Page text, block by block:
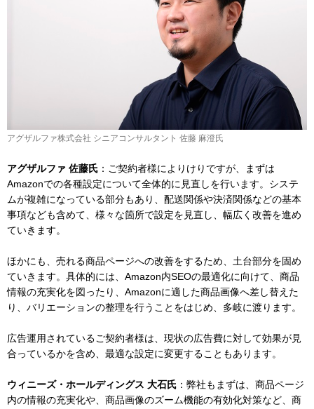
アグザルファ株式会社 シニアコンサルタント 佐藤 麻澄氏
アグザルファ 佐藤氏 ：ご契約者様によりけりですが、まずは
Amazonでの各種設定について全体的に見直しを行います。システ
ムが複雑になっている部分もあり、配送関係や決済関係などの基本
事項なども含めて、様々な箇所で設定を見直し、幅広く改善を進め
ていきます。
ほかにも、売れる商品ページへの改善をするため、土台部分を固め
ていきます。具体的には、Amazon内SEOの最適化に向けて、商品
情報の充実化を図ったり、Amazonに適した商品画像へ差し替えた
り、バリエーションの整理を行うことをはじめ、多岐に渡ります。
広告運用されているご契約者様は、現状の広告費に対して効果が見
合っているかを含め、最適な設定に変更することもあります。
ウィニーズ・ホールディングス 大石氏 ：弊社もまずは、商品ページ
内の情報の充実化や、商品画像のズーム機能の有効化対策など、商